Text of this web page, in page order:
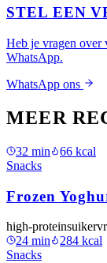
STEL EEN
Heb je vragen over
WhatsApp.
WhatsApp ons
MEER
32 min 66 kcal
Snacks
Frozen
high-protein
24 min 284 kcal
Snacks